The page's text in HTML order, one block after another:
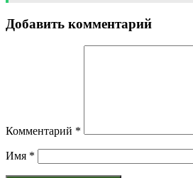
Добавить комментарий
Комментарий *
Имя *